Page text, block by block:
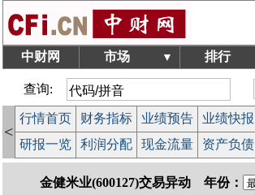
中财网 市场 ▼ 排行
查询:
<
行情首页 财务指标 业绩预告 业绩快报
研报一览
利润分配 现金流量 资产负债
金健米业(600127)交易异动 年份：